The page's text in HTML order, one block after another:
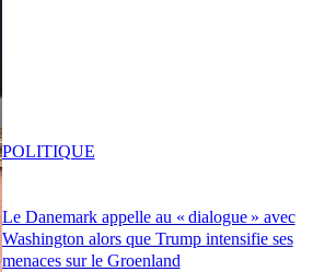
Le Danemark appelle au « dialogue » avec
Washington alors que Trump intensifie ses
menaces sur le Groenland
POLITIQUE